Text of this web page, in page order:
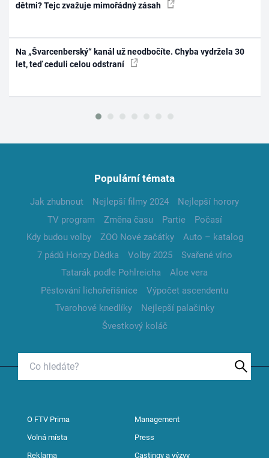
dětmi? Tejc zvažuje mimořádný zásah
Na „Švarcenberský“ kanál už neodbočíte. Chyba vydržela 30
let, teď ceduli celou odstraní
Populární témata
Jak zhubnout Nejlepší filmy 2024
Nejlepší horory
TV program
Změna času Partie
Počasí
Kdy budou volby
ZOO Nové začátky
Auto – katalog
7 pádů Honzy Dědka
Volby 2025
Svařené víno
Tatarák podle Pohlreicha
Aloe vera
Pěstování lichořeřišnice
Výpočet ascendentu
Tvarohové knedlíky
Nejlepší palačinky
Švestkový koláč
O FTV Prima Management
Volná místa Press
Reklama Castingy a výzvy